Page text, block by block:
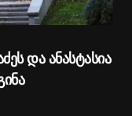
და ანასტასია